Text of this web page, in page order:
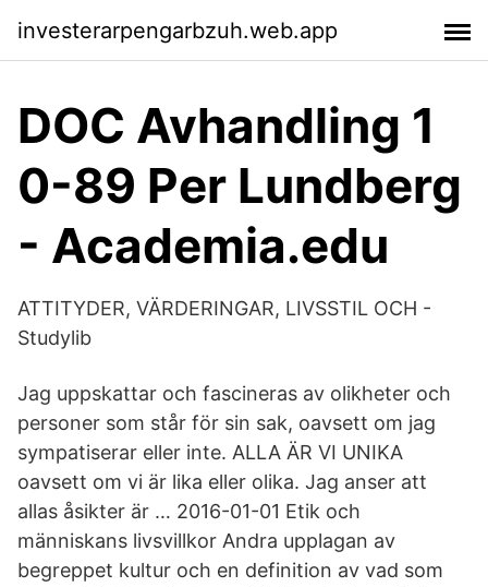
investerarpengarbzuh.web.app
DOC Avhandling 1
0-89 Per Lundberg
- Academia.edu
ATTITYDER, VÄRDERINGAR, LIVSSTIL OCH -
Studylib
Jag uppskattar och fascineras av olikheter och
personer som står för sin sak, oavsett om jag
sympatiserar eller inte. ALLA ÄR VI UNIKA
oavsett om vi är lika eller olika. Jag anser att
allas åsikter är … 2016-01-01 Etik och
människans livsvillkor Andra upplagan av
begreppet kultur och en definition av vad som